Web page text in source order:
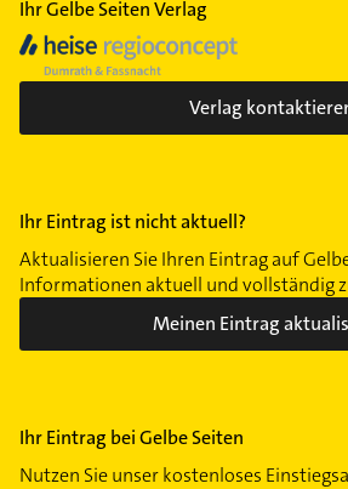
Ihr Gelbe Seiten Verlag
Verlag
Ihr Eintrag ist nicht aktuell?
Aktualisieren Sie Ihren Eintrag auf
Informationen aktuell und vollständig
Meinen Eintrag
Ihr Eintrag bei Gelbe Seiten
Nutzen Sie unser kostenloses